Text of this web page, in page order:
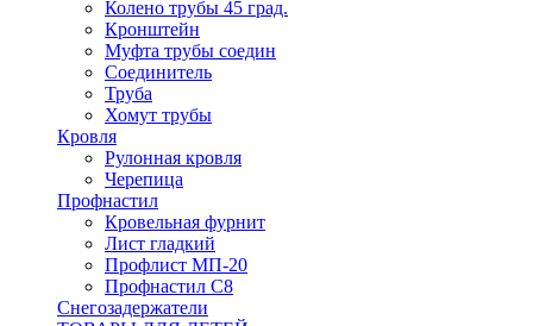
Колено трубы 45 град.
Кронштейн
Муфта трубы соедин
Соединитель
Труба
Хомут трубы
Кровля
Рулонная кровля
Черепица
Профнастил
Кровельная фурнит
Лист гладкий
Профлист МП-20
Профнастил С8
Снегозадержатели